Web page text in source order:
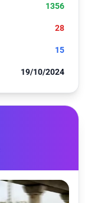
1356
28
15
19/10/2024